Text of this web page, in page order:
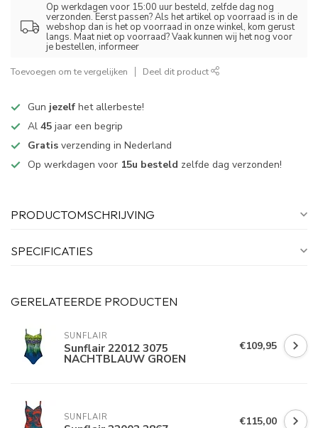
Op werkdagen voor 15:00 uur besteld, zelfde dag nog
verzonden. Eerst passen? Als het artikel op voorraad is in de
webshop dan is het op voorraad in onze winkel, kom gerust
langs. Maat niet op voorraad? Vaak kunnen wij het nog voor
je bestellen, informeer
Toevoegen om te vergelijken Deel dit product
Gun jezelf het allerbeste!
Al 45 jaar een begrip
Gratis verzending in Nederland
Op werkdagen voor 15u besteld zelfde dag verzonden!
PRODUCTOMSCHRIJVING
SPECIFICATIES
GERELATEERDE PRODUCTEN
SUNFLAIR
Sunflair 22012 3075
NACHTBLAUW GROEN
€109,95
SUNFLAIR €115,00